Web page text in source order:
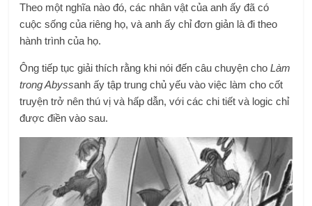
Theo một nghĩa nào đó, các nhân vật của anh ấy đã có
cuộc sống của riêng họ, và anh ấy chỉ đơn giản là đi theo
hành trình của họ.
Ông tiếp tục giải thích rằng khi nói đến câu chuyện choLàm
trong Abyssanh ấy tập trung chủ yếu vào việc làm cho cốt
truyện trở nên thú vị và hấp dẫn, với các chi tiết và logic chỉ
được điền vào sau.